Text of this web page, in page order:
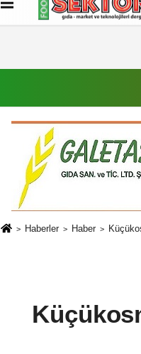
İletişim Çerez
Haberler Haber